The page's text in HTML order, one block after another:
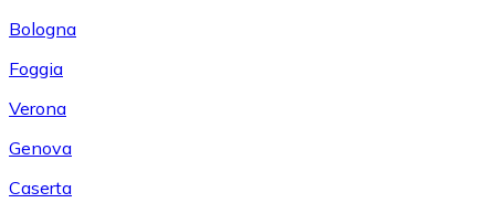
Bologna
Foggia
Verona
Genova
Caserta